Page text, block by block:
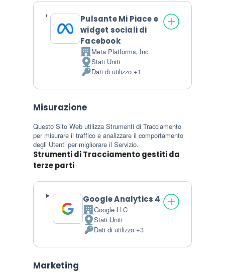
Pulsante Mi Piace e
widget sociali di
Facebook
Azienda:Meta Platforms, Inc.
Luogo del trattamento:
Stati Uniti
Dati Personali trattati:
Dati di utilizzo +1
Misurazione
Questo Sito Web utilizza Strumenti di Tracciamento
per misurare il traffico e analizzare il comportamento
degli Utenti per migliorare il Servizio.
Strumenti di Tracciamento gestiti da
terze parti
Google Analytics 4
Azienda:
Google LLC
Luogo del trattamento:
Stati Uniti
Dati Personali trattati:
Dati di utilizzo +3
Marketing